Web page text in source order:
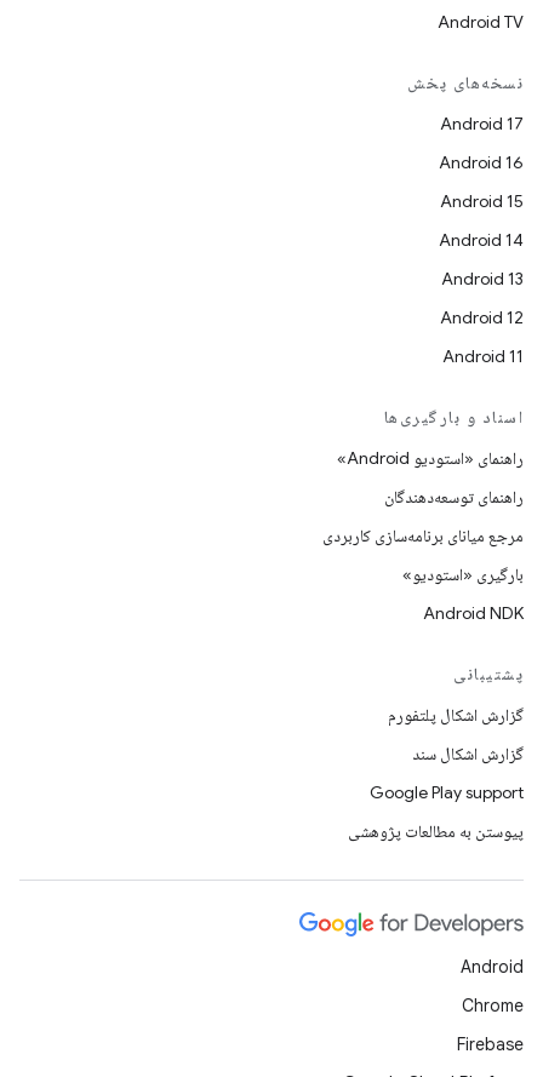
Android TV
نسخه‌های پخش
Android 17
Android 16
Android 15
Android 14
Android 13
Android 12
Android 11
اسناد و بارگیری‌ها
راهنمای «استودیو Android»
راهنمای توسعه‌دهندگان
مرجع میانای برنامه‌سازی کاربردی
بارگیری «استودیو»
Android NDK
پشتیبانی
گزارش اشکال پلتفورم
گزارش اشکال سند
Google Play support
پیوستن به مطالعات پژوهشی
Android
Chrome
Firebase